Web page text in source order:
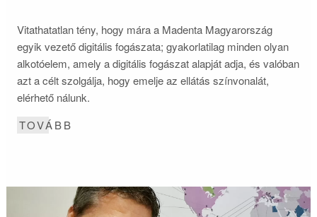
Vitathatatlan tény, hogy mára a Madenta Magyarország
egyik vezető digitális fogászata; gyakorlatilag minden olyan
alkotóelem, amely a digitális fogászat alapját adja, és valóban
azt a célt szolgálja, hogy emelje az ellátás színvonalát,
elérhető nálunk.
TOVÁBB